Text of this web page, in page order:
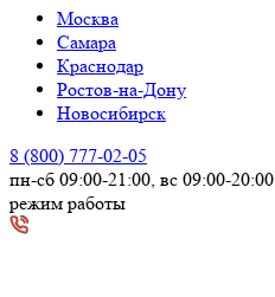
Москва
Самара
Краснодар
Ростов-на-Дону
Новосибирск
8 (800) 777-02-05
пн-сб 09:00-21:00, вс 09:00-20:00
режим работы